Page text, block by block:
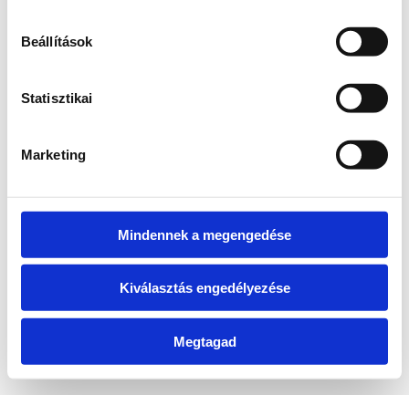
Beállítások
Statisztikai
Marketing
Mindennek a megengedése
Kiválasztás engedélyezése
Megtagad